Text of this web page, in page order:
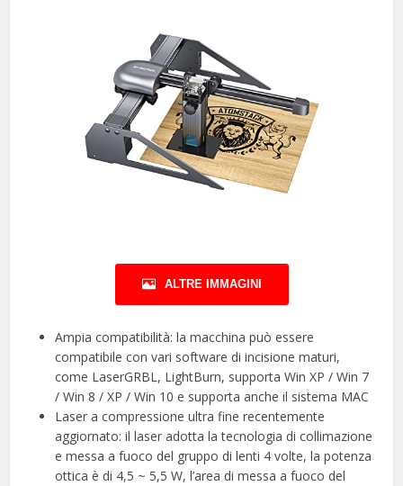
ALTRE IMMAGINI
Ampia compatibilità: la macchina può essere
compatibile con vari software di incisione maturi,
come LaserGRBL, LightBurn, supporta Win XP / Win 7
/ Win 8 / XP / Win 10 e supporta anche il sistema MAC
Laser a compressione ultra fine recentemente
aggiornato: il laser adotta la tecnologia di collimazione
e messa a fuoco del gruppo di lenti 4 volte, la potenza
ottica è di 4,5 ~ 5,5 W, l’area di messa a fuoco del